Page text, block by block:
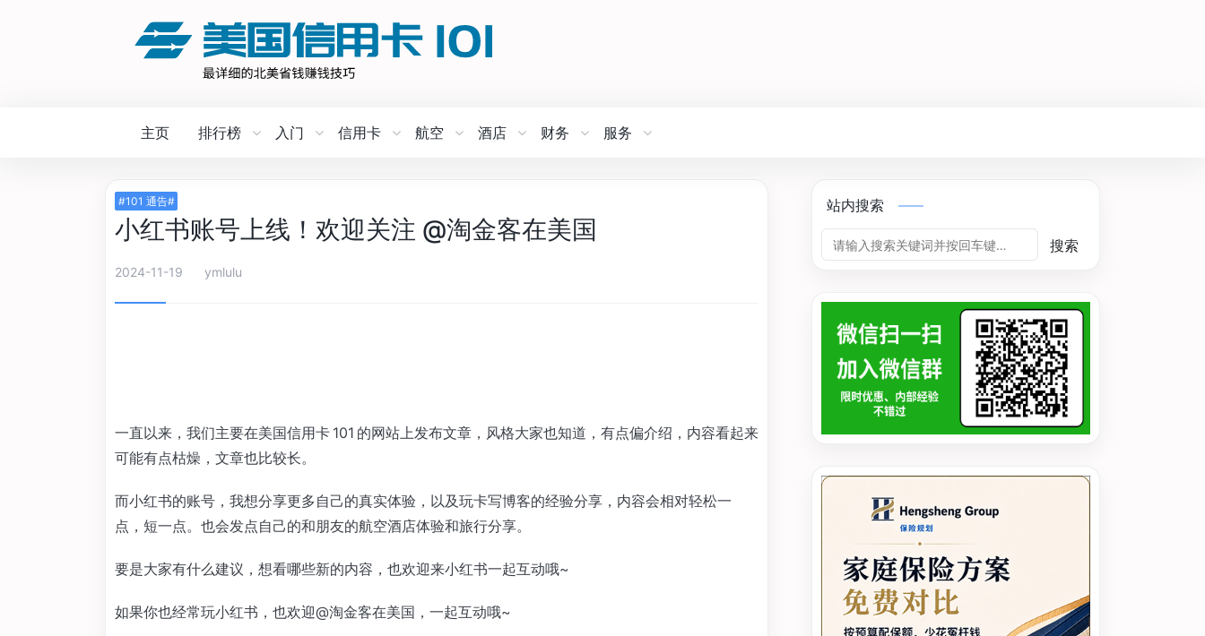
主页 排行榜 入门 信用卡 航空 酒店 财务 服务
#101 通告#
小红书账号上线！欢迎关注 @淘金客在美国
2024-11-19 ymlulu
一直以来，我们主要在美国信用卡 101 的网站上发布文章，风格大家也知道，有点偏介绍，内容看起来
可能有点枯燥，文章也比较长。
而小红书的账号，我想分享更多自己的真实体验，以及玩卡写博客的经验分享，内容会相对轻松一
点，短一点。也会发点自己的和朋友的航空酒店体验和旅行分享。
要是大家有什么建议，想看哪些新的内容，也欢迎来小红书一起互动哦~
如果你也经常玩小红书，也欢迎@淘金客在美国，一起互动哦~
站内搜索
搜索